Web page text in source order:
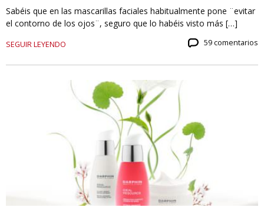
Sabéis que en las mascarillas faciales habitualmente pone ¨evitar
el contorno de los ojos¨, seguro que lo habéis visto más […]
SEGUIR LEYENDO 59 comentarios